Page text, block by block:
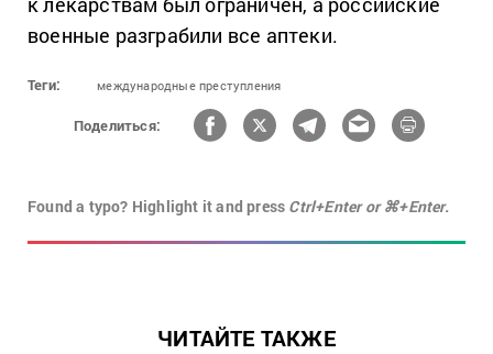
военные разграбили все аптеки.
Теги: международные преступления
Поделиться:
Found a typo? Highlight it and press Ctrl+Enter or ⌘+Enter.
ЧИТАЙТЕ ТАКЖЕ